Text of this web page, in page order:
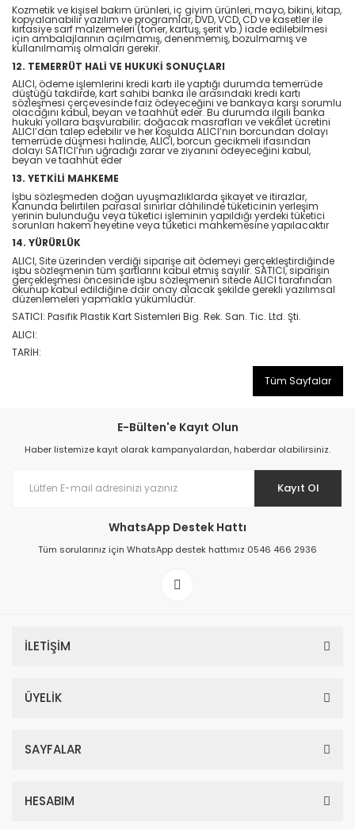
Kozmetik ve kişisel bakım ürünleri, iç giyim ürünleri, mayo, bikini, kitap,
kopyalanabilir yazılım ve programlar, DVD, VCD, CD ve kasetler ile
kırtasiye sarf malzemeleri (toner, kartuş, şerit vb.) iade edilebilmesi
için ambalajlarının açılmamış, denenmemiş, bozulmamış ve
kullanılmamış olmaları gerekir.
12. TEMERRÜT HALİ VE HUKUKİ SONUÇLARI
ALICI, ödeme işlemlerini kredi kartı ile yaptığı durumda temerrüde
düştüğü takdirde, kart sahibi banka ile arasındaki kredi kartı
sözleşmesi çerçevesinde faiz ödeyeceğini ve bankaya karşı sorumlu
olacağını kabul, beyan ve taahhüt eder. Bu durumda ilgili banka
hukuki yollara başvurabilir; doğacak masrafları ve vekâlet ücretini
ALICI’dan talep edebilir ve her koşulda ALICI’nın borcundan dolayı
temerrüde düşmesi halinde, ALICI, borcun gecikmeli ifasından
dolayı SATICI’nın uğradığı zarar ve ziyanını ödeyeceğini kabul,
beyan ve taahhüt eder
13. YETKİLİ MAHKEME
İşbu sözleşmeden doğan uyuşmazlıklarda şikayet ve itirazlar,
Kanunda belirtilen parasal sınırlar dâhilinde tüketicinin yerleşim
yerinin bulunduğu veya tüketici işleminin yapıldığı yerdeki tüketici
sorunları hakem heyetine veya tüketici mahkemesine yapılacaktır
14. YÜRÜRLÜK
ALICI, Site üzerinden verdiği siparişe ait ödemeyi gerçekleştirdiğinde
işbu sözleşmenin tüm şartlarını kabul etmiş sayılır. SATICI, siparişin
gerçekleşmesi öncesinde işbu sözleşmenin sitede ALICI tarafından
okunup kabul edildiğine dair onay alacak şekilde gerekli yazılımsal
düzenlemeleri yapmakla yükümlüdür.
SATICI: Pasifik Plastik Kart Sistemleri Big. Rek. San. Tic. Ltd. Şti.
ALICI:
TARİH:
Tüm Sayfalar
E-Bülten'e Kayıt Olun
Haber listemize kayıt olarak kampanyalardan, haberdar olabilirsiniz.
Kayıt Ol
WhatsApp Destek Hattı
Tüm sorularınız için WhatsApp destek hattımız 0546 466 2936
İLETİŞİM
ÜYELİK
SAYFALAR
HESABIM